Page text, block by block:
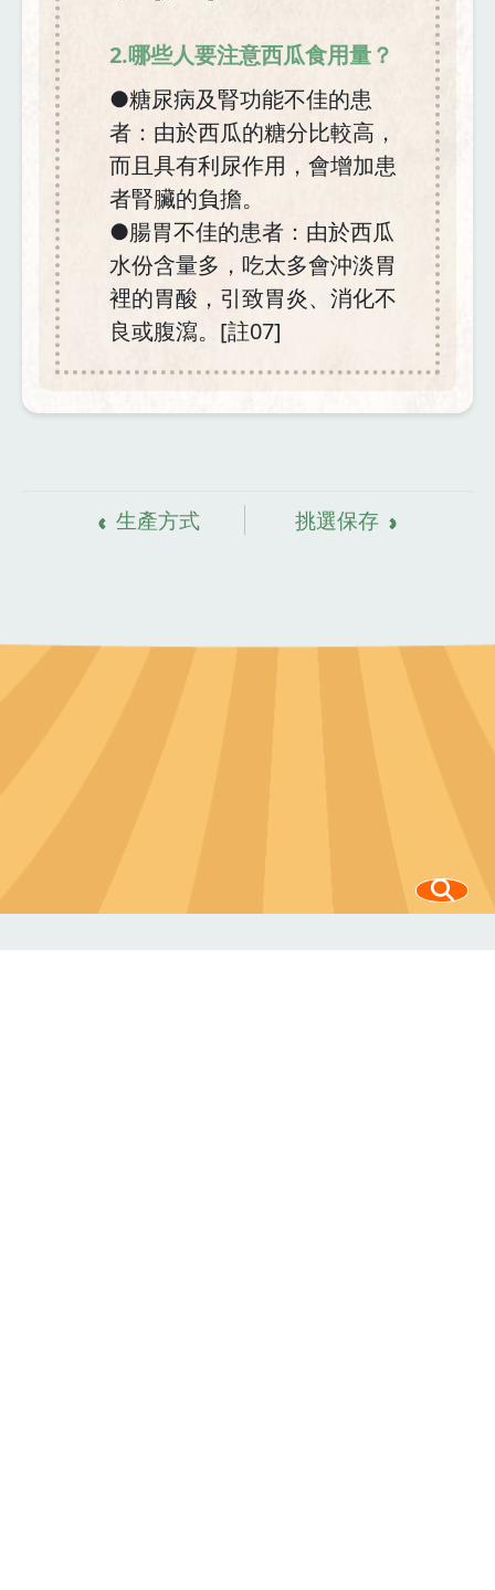
2.哪些人要注意西瓜食用量？
●糖尿病及腎功能不佳的患
者：由於西瓜的糖分比較高，
而且具有利尿作用，會增加患
者腎臟的負擔。
●腸胃不佳的患者：由於西瓜
水份含量多，吃太多會沖淡胃
裡的胃酸，引致胃炎、消化不
良或腹瀉。[註07]
生產方式
挑選保存